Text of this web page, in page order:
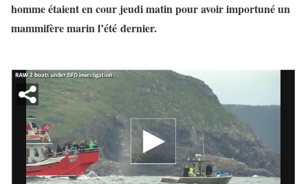
homme étaient en cour jeudi matin pour avoir importuné un
mammifère marin l’été dernier.